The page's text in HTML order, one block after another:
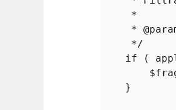
     *
     *
     */
if (
    }